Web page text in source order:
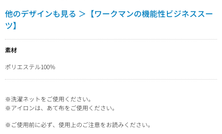
他のデザインも見る ＞【ワークマンの機能性ビジネススー
ツ】
素材
ポリエステル100％
※洗濯ネットをご使用ください。
※アイロンは、あて布をご使用ください。
※ご使用前に必ず、使用上のご注意をお読みください。